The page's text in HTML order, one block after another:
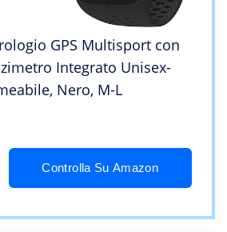
GPS Multisport con
Integrato Unisex-
Nero, M-L
Controlla Su Amazon